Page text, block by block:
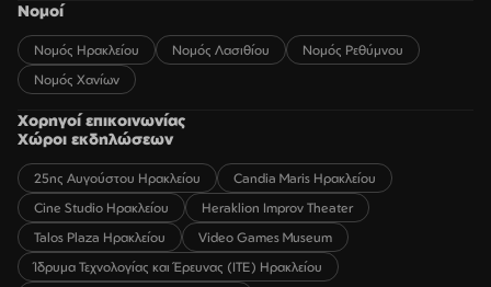
Νομοί
Νομός Ηρακλείου Νομός Λασιθίου
Νομός Ρεθύμνου
Νομός Χανίων
Χορηγοί επικοινωνίας
Χώροι εκδηλώσεων
25ης Αυγούστου Ηρακλείου
Candia Maris Ηρακλείου
Cine Studio Ηρακλείου
Heraklion Improv Theater
Talos Plaza Ηρακλείου
Video Games Museum
Ίδρυμα Τεχνολογίας και Έρευνας (ΙΤΕ) Ηρακλείου